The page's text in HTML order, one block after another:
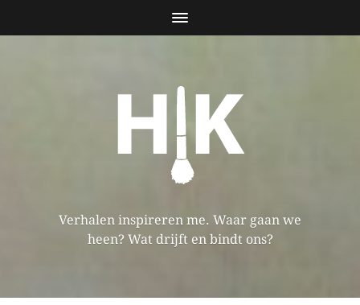
Verhalen inspireren me. Waar gaan we
heen? Wat drijft en bindt ons?